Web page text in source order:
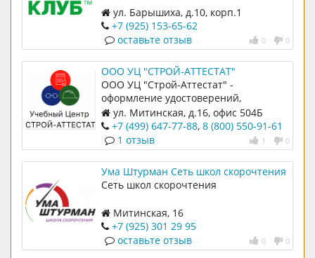
ул. Барышиха, д.10, корп.1
+7 (925) 153-65-62
0 0
оставьте отзыв
ООО УЦ "СТРОЙ-АТТЕСТАТ"
ООО УЦ "Строй-Аттестат" -
оформление удостоверений,
аттестация персонала по
строительным специальностям.
ул. Митинская, д.16, офис 504Б
+7 (499) 647-77-88, 8 (800) 550-91-61
1 0
1 отзыв
Ума Штурман Сеть школ скорочтения
Сеть школ скорочтения
Митинская, 16
+7 (925) 301 29 95
0 0
оставьте отзыв